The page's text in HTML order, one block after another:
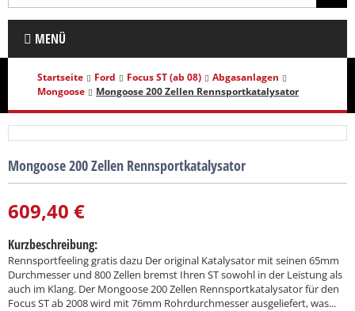
MENÜ
Startseite Ford Focus ST (ab 08)
Abgasanlagen
Mongoose
Mongoose 200 Zellen Rennsportkatalysator
Mongoose 200 Zellen Rennsportkatalysator
609,40 €
Kurzbeschreibung:
Rennsportfeeling gratis dazu Der original Katalysator mit seinen 65mm
Durchmesser und 800 Zellen bremst Ihren ST sowohl in der Leistung als
auch im Klang. Der Mongoose 200 Zellen Rennsportkatalysator für den
Focus ST ab 2008 wird mit 76mm Rohrdurchmesser ausgeliefert, was...